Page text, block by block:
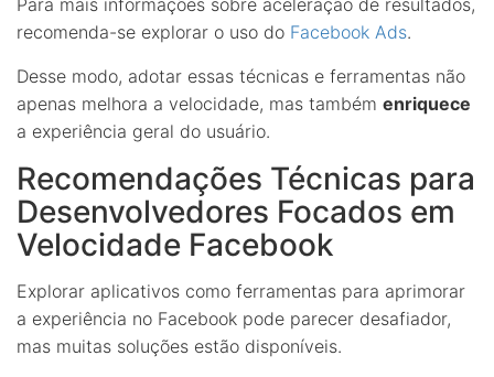
recomenda-se explorar o uso do Facebook Ads.
Desse modo, adotar essas técnicas e ferramentas não
apenas melhora a velocidade, mas também enriquece
a experiência geral do usuário.
Recomendações Técnicas para
Desenvolvedores Focados em
Velocidade Facebook
Explorar aplicativos como ferramentas para aprimorar
a experiência no Facebook pode parecer desafiador,
mas muitas soluções estão disponíveis.